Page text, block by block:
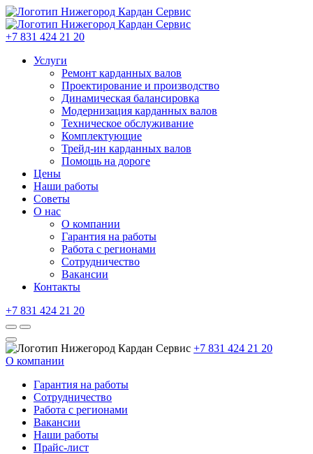
+7 831 424 21 20
Услуги
Ремонт карданных валов
Проектирование и производство
Динамическая балансировка
Модернизация карданных валов
Техническое обслуживание
Комплектующие
Трейд-ин карданных валов
Помощь на дороге
Цены
Наши работы
Советы
О нас
О компании
Гарантия на работы
Работа с регионами
Сотрудничество
Вакансии
Контакты
+7 831 424 21 20
+7 831 424 21 20
О компании
Гарантия на работы
Сотрудничество
Работа с регионами
Вакансии
Наши работы
Прайс-лист